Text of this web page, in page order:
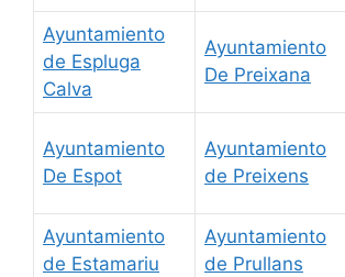
Ayuntamiento
de Espluga
Calva
Ayuntamiento
De Preixana
Ayuntamiento
De Espot
Ayuntamiento
de Preixens
Ayuntamiento
de Estamariu
Ayuntamiento
de Prullans